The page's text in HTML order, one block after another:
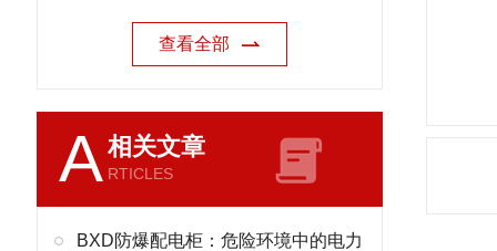
查看全部
A相关文章
RTICLES
BXD防爆配电柜：危险环境中的电力